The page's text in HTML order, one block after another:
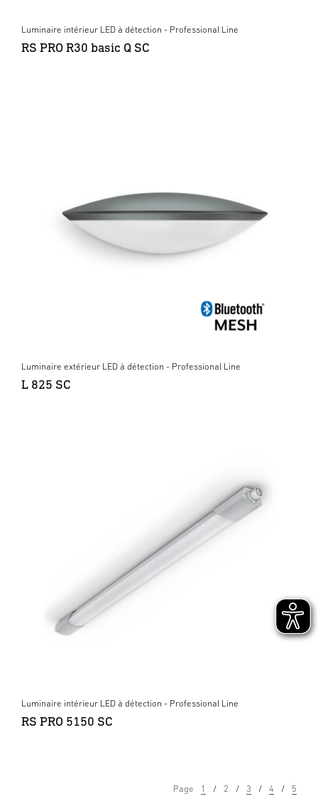
Luminaire intérieur LED à détection - Professional Line
RS PRO R30 basic Q SC
Luminaire extérieur LED à détection - Professional Line
L 825 SC
Luminaire intérieur LED à détection - Professional Line
RS PRO 5150 SC
Page 1 2 3 4 5